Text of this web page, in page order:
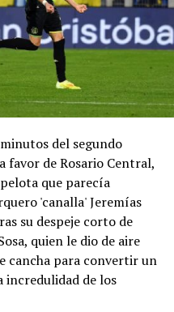
del Fútbol Argentino ha
realización de un minuto
a celebrarse en todas
y la utilización de un
arbitral, jugadores
instalaciones de la AFA
de duelo, hasta el
tristeza, el presidente
Comité Ejecutivo y toda
a Lionel, a sus
haciéndoles llegar
del segundo
favor de Rosario Central,
que parecía
'canalla' Jeremías
su despeje corto de
quien le dio de aire
cancha para convertir un
incredulidad de los